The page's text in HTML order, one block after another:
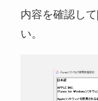
内容を確認して
い。